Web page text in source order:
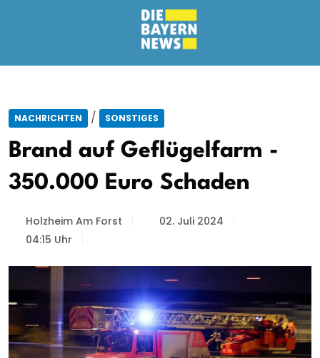
NACHRICHTEN / SONSTIGES
Brand auf Geflügelfarm -
350.000 Euro Schaden
Holzheim Am Forst
02. Juli 2024
04:15 Uhr